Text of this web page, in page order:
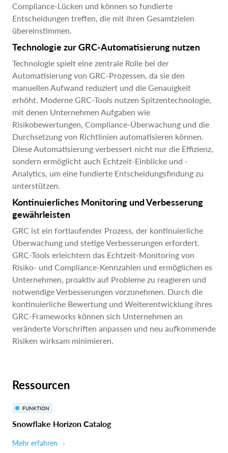
Compliance-Lücken und können so fundierte
Entscheidungen treffen, die mit ihren Gesamtzielen
übereinstimmen.
Technologie zur GRC-Automatisierung nutzen
Technologie spielt eine zentrale Rolle bei der
Automatisierung von GRC-Prozessen, da sie den
manuellen Aufwand reduziert und die Genauigkeit
erhöht. Moderne GRC-Tools nutzen Spitzentechnologie,
mit denen Unternehmen Aufgaben wie
Risikobewertungen, Compliance-Überwachung und die
Durchsetzung von Richtlinien automatisieren können.
Diese Automatisierung verbessert nicht nur die Effizienz,
sondern ermöglicht auch Echtzeit-Einblicke und -
Analytics, um eine fundierte Entscheidungsfindung zu
unterstützen.
Kontinuierliches Monitoring und Verbesserung
gewährleisten
GRC ist ein fortlaufender Prozess, der kontinuierliche
Überwachung und stetige Verbesserungen erfordert.
GRC-Tools erleichtern das Echtzeit-Monitoring von
Risiko- und Compliance-Kennzahlen und ermöglichen es
Unternehmen, proaktiv auf Probleme zu reagieren und
notwendige Verbesserungen vorzunehmen. Durch die
kontinuierliche Bewertung und Weiterentwicklung ihres
GRC-Frameworks können sich Unternehmen an
veränderte Vorschriften anpassen und neu aufkommende
Risiken wirksam minimieren.
Ressourcen
FUNKTION
Snowflake Horizon Catalog
Mehr erfahren